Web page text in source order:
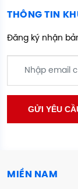
THÔNG TIN
Đăng ký nhận
MIỀN NAM